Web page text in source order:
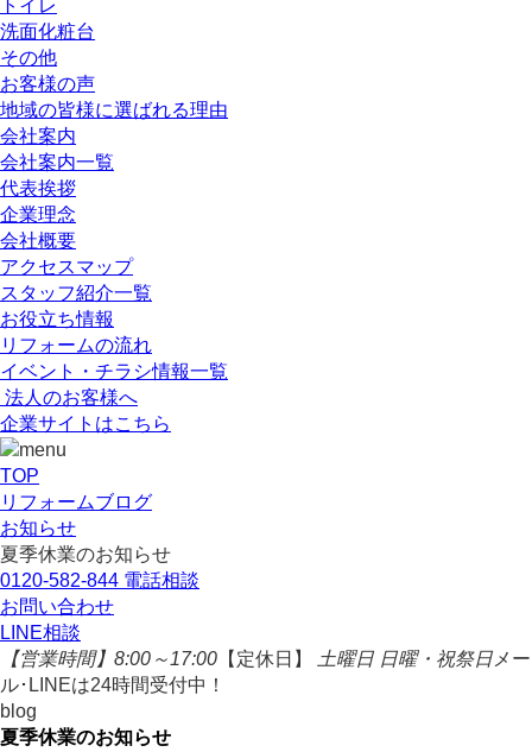
トイレ
洗面化粧台
その他
お客様の声
地域の皆様に選ばれる理由
会社案内
会社案内一覧
代表挨拶
企業理念
会社概要
アクセスマップ
スタッフ紹介一覧
お役立ち情報
リフォームの流れ
イベント・チラシ情報一覧
法人のお客様へ
企業サイトはこちら
TOP
リフォームブログ
お知らせ
夏季休業のお知らせ
0120-582-844 電話相談
お問い合わせ
LINE相談
【営業時間】8:00～17:00 【定休日】 土曜日 日曜・祝祭日 メー
ル･LINEは24時間受付中！
blog
夏季休業のお知らせ